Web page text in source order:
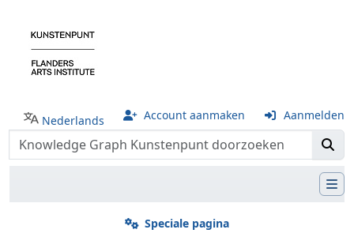
Nederlands Account aanmaken Aanmelden
Speciale pagina